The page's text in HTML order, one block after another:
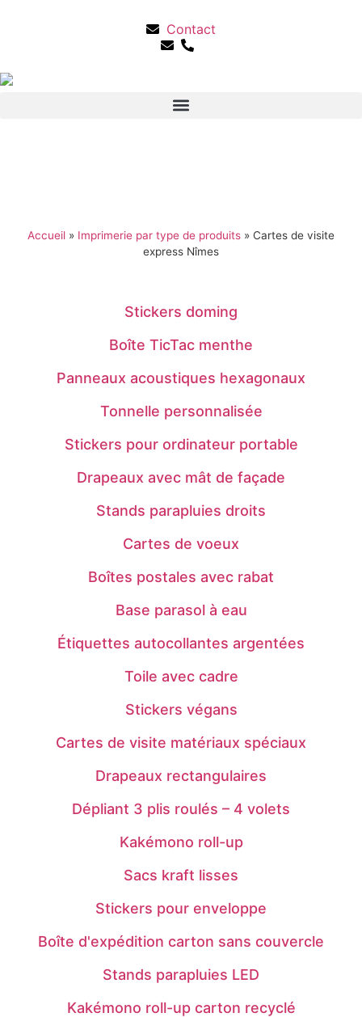
Contact
Accueil » Imprimerie par type de produits » Cartes de visite
express Nîmes
Stickers doming
Boîte TicTac menthe
Panneaux acoustiques hexagonaux
Tonnelle personnalisée
Stickers pour ordinateur portable
Drapeaux avec mât de façade
Stands parapluies droits
Cartes de voeux
Boîtes postales avec rabat
Base parasol à eau
Étiquettes autocollantes argentées
Toile avec cadre
Stickers végans
Cartes de visite matériaux spéciaux
Drapeaux rectangulaires
Dépliant 3 plis roulés – 4 volets
Kakémono roll-up
Sacs kraft lisses
Stickers pour enveloppe
Boîte d'expédition carton sans couvercle
Stands parapluies LED
Kakémono roll-up carton recyclé